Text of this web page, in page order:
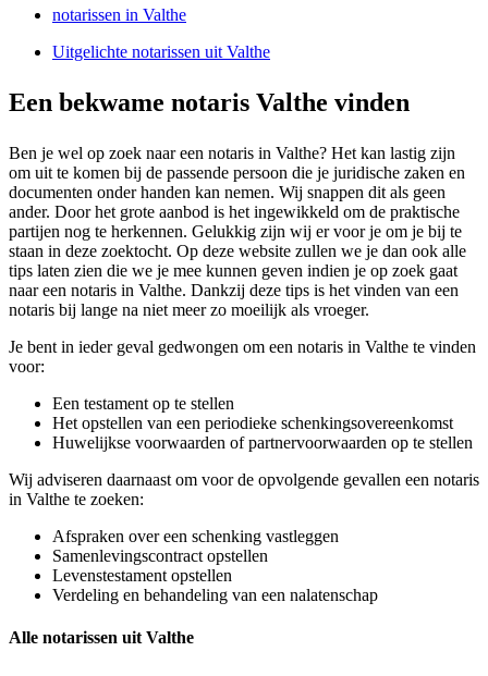
notarissen in Valthe
Uitgelichte notarissen uit Valthe
Een bekwame notaris Valthe vinden
Ben je wel op zoek naar een notaris in Valthe? Het kan lastig zijn
om uit te komen bij de passende persoon die je juridische zaken en
documenten onder handen kan nemen. Wij snappen dit als geen
ander. Door het grote aanbod is het ingewikkeld om de praktische
partijen nog te herkennen. Gelukkig zijn wij er voor je om je bij te
staan in deze zoektocht. Op deze website zullen we je dan ook alle
tips laten zien die we je mee kunnen geven indien je op zoek gaat
naar een notaris in Valthe. Dankzij deze tips is het vinden van een
notaris bij lange na niet meer zo moeilijk als vroeger.
Je bent in ieder geval gedwongen om een notaris in Valthe te vinden
voor:
Een testament op te stellen
Het opstellen van een periodieke schenkingsovereenkomst
Huwelijkse voorwaarden of partnervoorwaarden op te stellen
Wij adviseren daarnaast om voor de opvolgende gevallen een notaris
in Valthe te zoeken:
Afspraken over een schenking vastleggen
Samenlevingscontract opstellen
Levenstestament opstellen
Verdeling en behandeling van een nalatenschap
Alle notarissen uit Valthe